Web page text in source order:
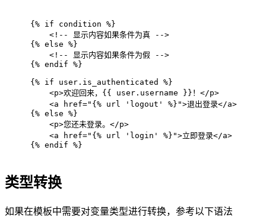
{% if condition %}
<!-- 显示内容如果条件为真 -->
{% else %}
<!-- 显示内容如果条件为假 -->
{% endif %}
{% if user.is_authenticated %}
<p>欢迎回来，{{ user.username }}！ </p>
<a href="{% url 'logout' %}">退出登录</a>
{% else %}
<p>您还未登录。 </p>
<a href="{% url 'login' %}">立即登录</a>
{% endif %}
类型转换
如果在模板中需要对变量类型进行转换，参考以下语法